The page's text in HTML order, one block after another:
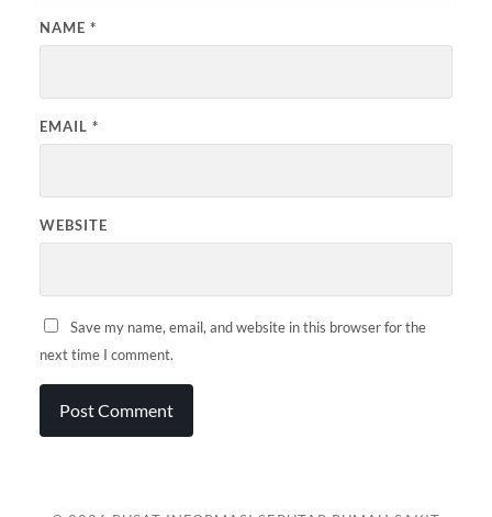
NAME *
EMAIL *
WEBSITE
Save my name, email, and website in this browser for the
next time I comment.